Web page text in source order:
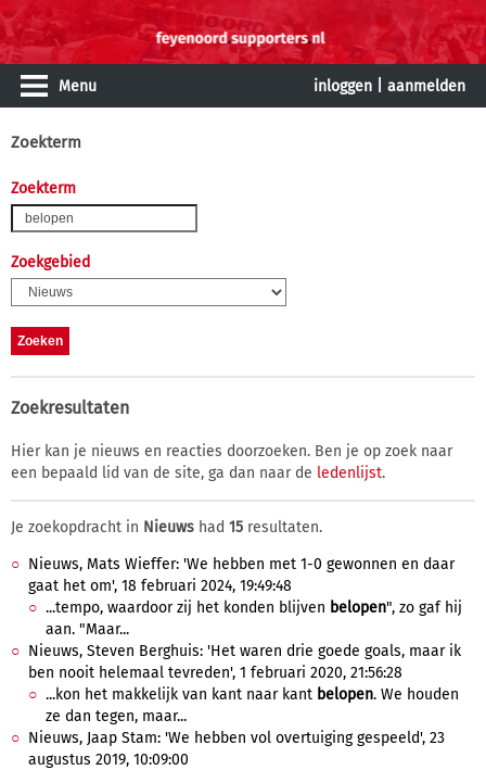
Menu inloggen aanmelden
Zoekterm
Zoekterm
Zoekgebied
Zoekresultaten
Hier kan je nieuws en reacties doorzoeken. Ben je op zoek naar
een bepaald lid van de site, ga dan naar de ledenlijst.
Je zoekopdracht in Nieuws had 15 resultaten.
Nieuws, Mats Wieffer: 'We hebben met 1-0 gewonnen en daar
gaat het om', 18 februari 2024, 19:49:48
...tempo, waardoor zij het konden blijven belopen", zo gaf hij
aan. "Maar...
Nieuws, Steven Berghuis: 'Het waren drie goede goals, maar ik
ben nooit helemaal tevreden', 1 februari 2020, 21:56:28
...kon het makkelijk van kant naar kant belopen. We houden
ze dan tegen, maar...
Nieuws, Jaap Stam: 'We hebben vol overtuiging gespeeld', 23
augustus 2019, 10:09:00